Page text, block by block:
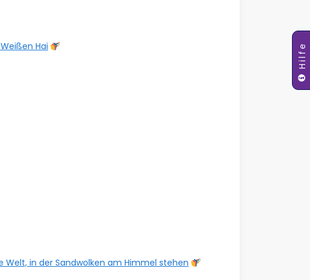
Hilfe
Hai
in der Sandwolken am Himmel stehen